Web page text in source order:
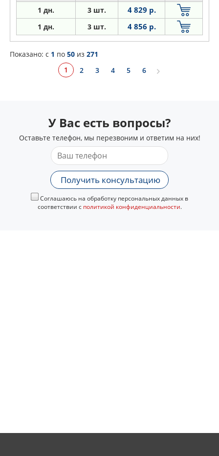
1 дн. 3 шт. 4 829 р.
1 дн. 3 шт. 4 856 р.
Показано: c 1 по 50 из 271
1
2 3 4 5 6
У Вас есть вопросы?
Оставьте телефон, мы перезвоним и ответим на них!
Получить консультацию
Соглашаюсь на обработку персональных данных в
соответствии с политикой конфиденциальности.